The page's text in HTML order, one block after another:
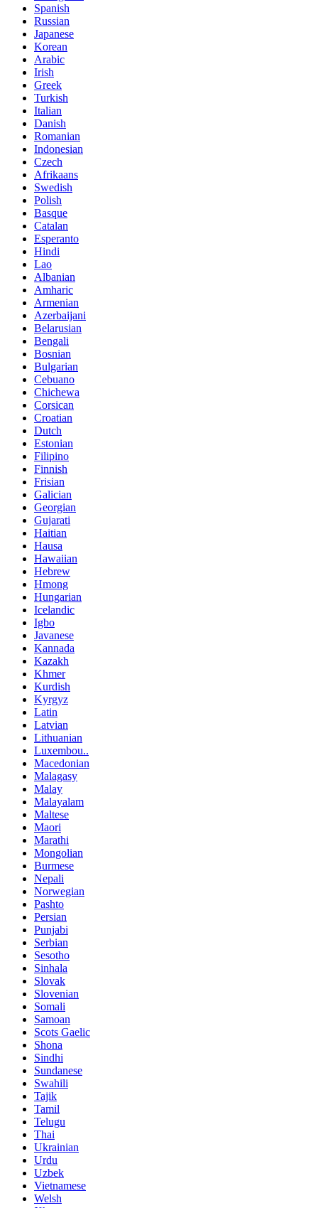
Spanish
Russian
Japanese
Korean
Arabic
Irish
Greek
Turkish
Italian
Danish
Romanian
Indonesian
Czech
Afrikaans
Swedish
Polish
Basque
Catalan
Esperanto
Hindi
Lao
Albanian
Amharic
Armenian
Azerbaijani
Belarusian
Bengali
Bosnian
Bulgarian
Cebuano
Chichewa
Corsican
Croatian
Dutch
Estonian
Filipino
Finnish
Frisian
Galician
Georgian
Gujarati
Haitian
Hausa
Hawaiian
Hebrew
Hmong
Hungarian
Icelandic
Igbo
Javanese
Kannada
Kazakh
Khmer
Kurdish
Kyrgyz
Latin
Latvian
Lithuanian
Luxembou..
Macedonian
Malagasy
Malay
Malayalam
Maltese
Maori
Marathi
Mongolian
Burmese
Nepali
Norwegian
Pashto
Persian
Punjabi
Serbian
Sesotho
Sinhala
Slovak
Slovenian
Somali
Samoan
Scots Gaelic
Shona
Sindhi
Sundanese
Swahili
Tajik
Tamil
Telugu
Thai
Ukrainian
Urdu
Uzbek
Vietnamese
Welsh